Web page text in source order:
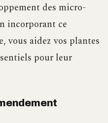
des micro-
incorporant ce
vous aidez vos plantes
pour leur